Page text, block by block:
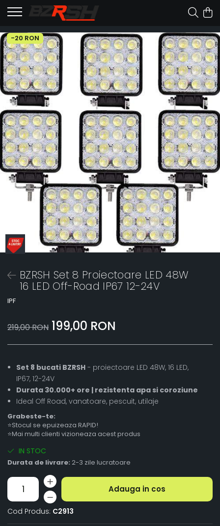
-20 RON
BZRSH Set 8 Proiectoare LED 48W
16 LED Off-Road IP67 12-24V
IPF
219,00 RON 199,00 RON
Set 8 bucati BZRSH - proiectoare LED 48W, 16 LED,
IP67, 12-24V
Durata 30.000+ ore | rezistenta apa si coroziune
Ideal Off Road, vanatoare, pescuit, utilaje
Grabeste-te:
⭐Stocul se epuizeaza RAPID!
⭐Mai multi clienti vizioneaza acest produs
IN STOC
Durata de livrare: 2-3 zile lucratoare
Adauga in cos
Cod Produs: C2913